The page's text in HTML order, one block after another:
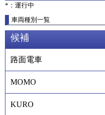
*：運行中
車両種別一覧
候補
路面電車
MOMO
KURO